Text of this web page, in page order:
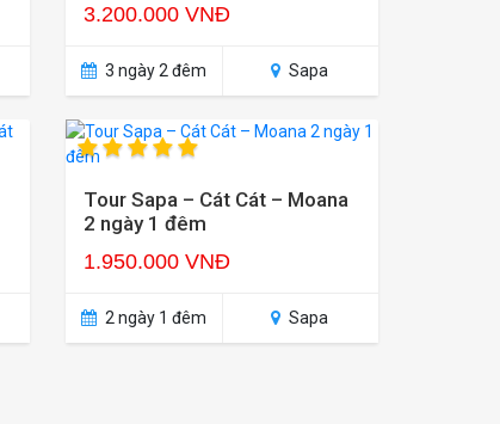
3.200.000 VNĐ
3 ngày 2 đêm Sapa
Tour Sapa – Cát Cát – Moana
2 ngày 1 đêm
1.950.000 VNĐ
2 ngày 1 đêm Sapa